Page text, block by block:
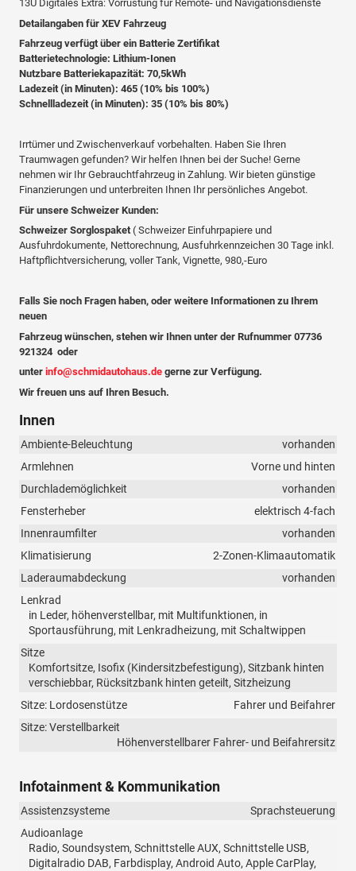
13U Digitales Extra: Vorrüstung für Remote- und Navigationsdienste
Detailangaben für XEV Fahrzeug
Fahrzeug verfügt über ein Batterie Zertifikat
Batterietechnologie: Lithium-Ionen
Nutzbare Batteriekapazität: 70,5kWh
Ladezeit (in Minuten): 465 (10% bis 100%)
Schnellladezeit (in Minuten): 35 (10% bis 80%)
Irrtümer und Zwischenverkauf vorbehalten. Haben Sie Ihren
Traumwagen gefunden? Wir helfen Ihnen bei der Suche! Gerne
nehmen wir Ihr Gebrauchtfahrzeug in Zahlung. Wir bieten günstige
Finanzierungen und unterbreiten Ihnen Ihr persönliches Angebot.
Für unsere Schweizer Kunden:
Schweizer Sorglospaket ( Schweizer Einfuhrpapiere und
Ausfuhrdokumente, Nettorechnung, Ausfuhrkennzeichen 30 Tage inkl.
Haftpflichtversicherung, voller Tank, Vignette, 980,-Euro
Falls Sie noch Fragen haben, oder weitere Informationen zu Ihrem
neuen
Fahrzeug wünschen, stehen wir Ihnen unter der Rufnummer 07736
921324 oder
unter info@schmidautohaus.de gerne zur Verfügung.
Wir freuen uns auf Ihren Besuch.
Innen
Ambiente-Beleuchtung
vorhanden
Armlehnen
Vorne und hinten
Durchlademöglichkeit
vorhanden
Fensterheber
elektrisch 4-fach
Innenraumfilter
vorhanden
Klimatisierung
2-Zonen-Klimaautomatik
Laderaumabdeckung
vorhanden
Lenkrad
in Leder, höhenverstellbar, mit Multifunktionen, in
Sportausführung, mit Lenkradheizung, mit Schaltwippen
Sitze
Komfortsitze, Isofix (Kindersitzbefestigung), Sitzbank hinten
verschiebbar, Rücksitzbank hinten geteilt, Sitzheizung
Sitze: Lordosenstütze
Fahrer und Beifahrer
Sitze: Verstellbarkeit
Höhenverstellbarer Fahrer- und Beifahrersitz
Infotainment & Kommunikation
Assistenzsysteme
Sprachsteuerung
Audioanlage
Radio, Soundsystem, Schnittstelle AUX, Schnittstelle USB,
Digitalradio DAB, Farbdisplay, Android Auto, Apple CarPlay,